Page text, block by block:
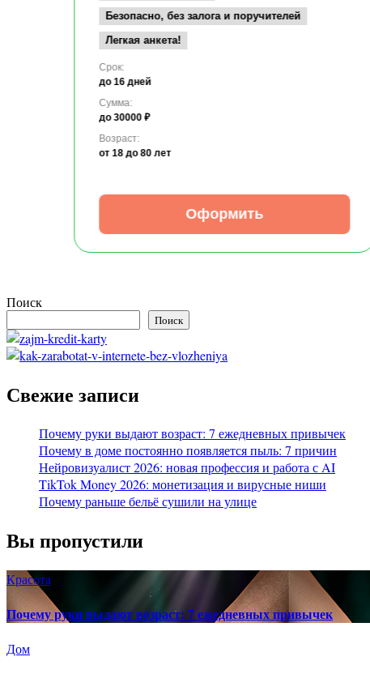
Безопасно, без залога и поручителей
Легкая анкета!
Срок:
до 16 дней
Сумма:
до 30000 ₽
Возраст:
от 18 до 80 лет
Оформить
Поиск
Поиск
Свежие записи
Почему руки выдают возраст: 7 ежедневных привычек
Почему в доме постоянно появляется пыль: 7 причин
Нейровизуалист 2026: новая профессия и работа с AI
TikTok Money 2026: монетизация и вирусные ниши
Почему раньше бельё сушили на улице
Вы пропустили
Красота
Почему руки выдают возраст: 7 ежедневных привычек
Дом